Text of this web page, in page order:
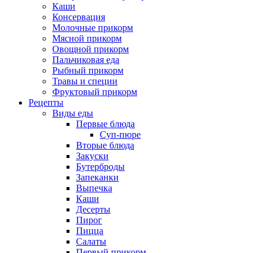
Каши
Консервация
Молочные прикорм
Мясной прикорм
Овощной прикорм
Пальчиковая еда
Рыбный прикорм
Травы и специи
Фруктовый прикорм
Рецепты
Виды еды
Первые блюда
Суп-пюре
Вторые блюда
Закуски
Бутерброды
Запеканки
Выпечка
Каши
Десерты
Пирог
Пицца
Салаты